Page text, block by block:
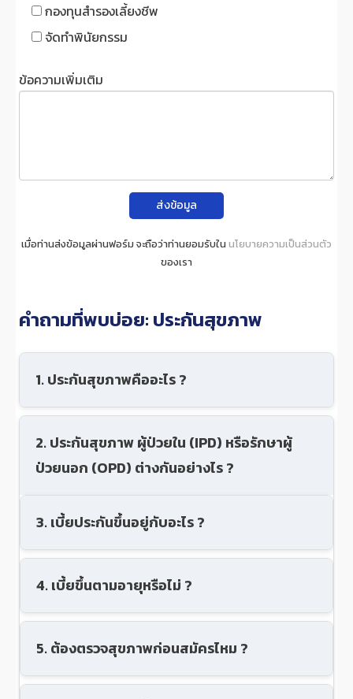
กองทุนสำรองเลี้ยงชีพ
จัดทำพินัยกรรม
ข้อความเพิ่มเติม
ส่งข้อมูล
เมื่อท่านส่งข้อมูลผ่านฟอร์ม จะถือว่าท่านยอมรับใน นโยบายความเป็นส่วนตัว
ของเรา
คำถามที่พบบ่อย: ประกันสุขภาพ
1. ประกันสุขภาพคืออะไร ?
2. ประกันสุขภาพ ผู้ป่วยใน (IPD) หรือรักษาผู้
ป่วยนอก (OPD) ต่างกันอย่างไร ?
3. เบี้ยประกันขึ้นอยู่กับอะไร ?
4. เบี้ยขึ้นตามอายุหรือไม่ ?
5. ต้องตรวจสุขภาพก่อนสมัครไหม ?